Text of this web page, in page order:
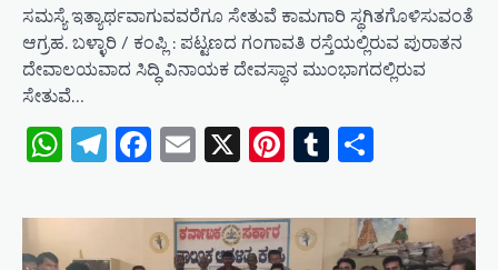
ಸಮಸ್ಯೆ ಇತ್ಯಾರ್ಥವಾಗುವವರೆಗೂ ಸೇತುವೆ ಕಾಮಗಾರಿ ಸ್ಥಗಿತಗೊಳಿಸುವಂತೆ
ಆಗ್ರಹ. ಬಳ್ಳಾರಿ / ಕಂಪ್ಲಿ : ಪಟ್ಟಣದ ಗಂಗಾವತಿ ರಸ್ತೆಯಲ್ಲಿರುವ ಪುರಾತನ
ದೇವಾಲಯವಾದ ಸಿದ್ಧಿ ವಿನಾಯಕ ದೇವಸ್ಥಾನ ಮುಂಭಾಗದಲ್ಲಿರುವ
ಸೇತುವೆ…
WhatsApp
Telegram
Facebook
Email
X Pinterest
Tumblr